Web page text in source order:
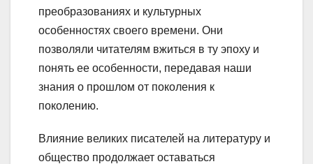
преобразованиях и культурных
особенностях своего времени. Они
позволяли читателям вжиться в ту эпоху и
понять ее особенности, передавая наши
знания о прошлом от поколения к
поколению.
Влияние великих писателей на литературу и
общество продолжает оставаться